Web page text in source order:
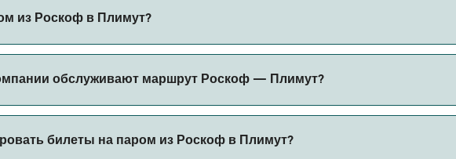
проверить актуальную информацию через наш Поиск Сделок.
из Роскоф в Плимут?
бронирование.
обслуживают маршрут Роскоф — Плимут?
билеты на паром из Роскоф в Плимут?